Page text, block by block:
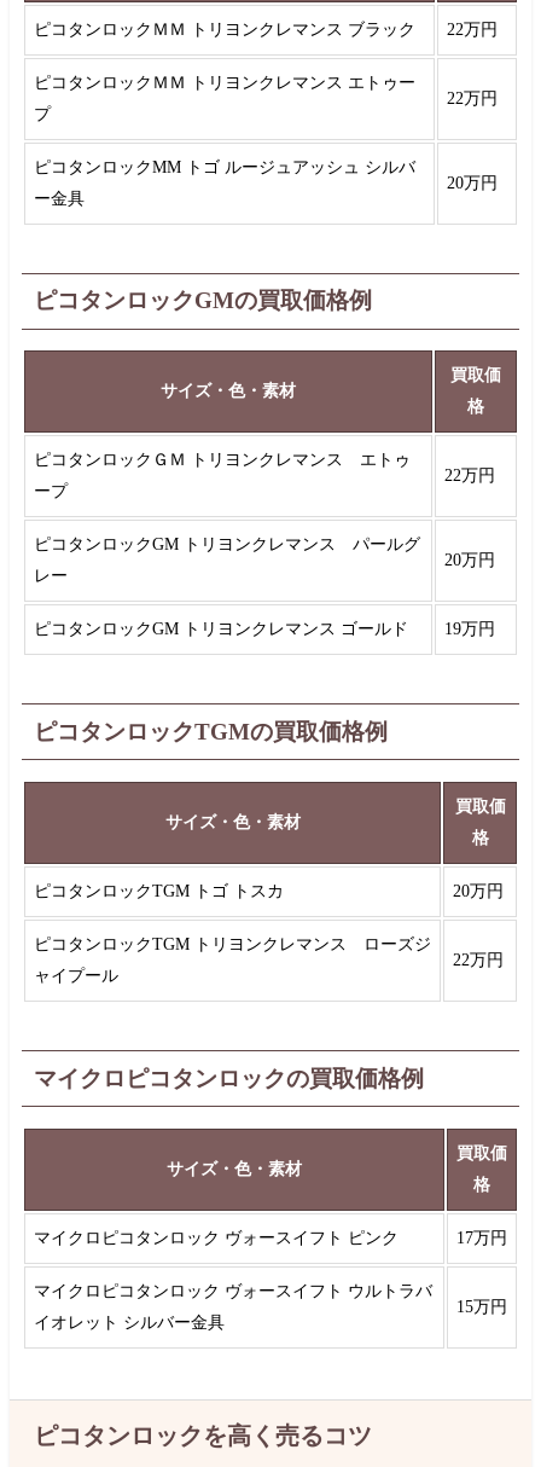
ピコタンロックＭＭ トリヨンクレマンス ブラック 22万円
ピコタンロックＭＭ トリヨンクレマンス エトゥー
プ
22万円
ピコタンロックMM トゴ ルージュアッシュ シルバ
ー金具
20万円
ピコタンロックGMの買取価格例
サイズ・色・素材
買取価
格
ピコタンロックＧＭ トリヨンクレマンス エトゥ
ープ
22万円
ピコタンロックGM トリヨンクレマンス パールグ
レー
20万円
ピコタンロックGM トリヨンクレマンス ゴールド 19万円
ピコタンロックTGMの買取価格例
サイズ・色・素材
買取価
格
ピコタンロックTGM トゴ トスカ 20万円
ピコタンロックTGM トリヨンクレマンス ローズジ
ャイプール
22万円
マイクロピコタンロックの買取価格例
サイズ・色・素材
買取価
格
マイクロピコタンロック ヴォースイフト ピンク 17万円
マイクロピコタンロック ヴォースイフト ウルトラバ
イオレット シルバー金具
15万円
ピコタンロックを高く売るコツ